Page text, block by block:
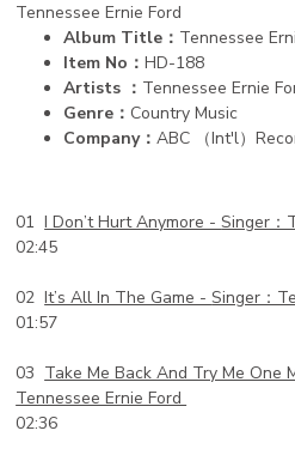
Tennessee Ernie Ford
Album Title： Tennessee
Item No：HD-188
Artists ： Tennessee Ernie
Genre： Country Music
Company：ABC （Int'l）
01I Don’t Hurt Anymore -Singer：
02:45
02It’s All In The Game -Singer：
01:57
03 Take Me Back And Try Me One
Tennessee Ernie Ford
02:36